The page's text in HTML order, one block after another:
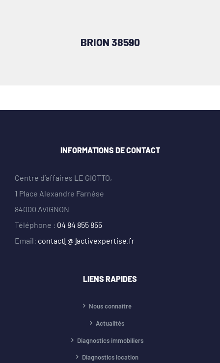
BRION 38590
INFORMATIONS DE CONTACT
Centre d’affaires LE GIOTTO,
1 Place Alexandre Farnése
84000 AVIGNON
Téléphone : 04 84 855 855
Email: contact[@]activexpertise.fr
LIENS RAPIDES
Nous connaître
Actualités
Diagnostics immobiliers
Diagnostics location